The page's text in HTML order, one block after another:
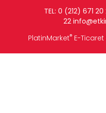
TEL: 0 (212) 671
22 info
PlatinMarket® E-